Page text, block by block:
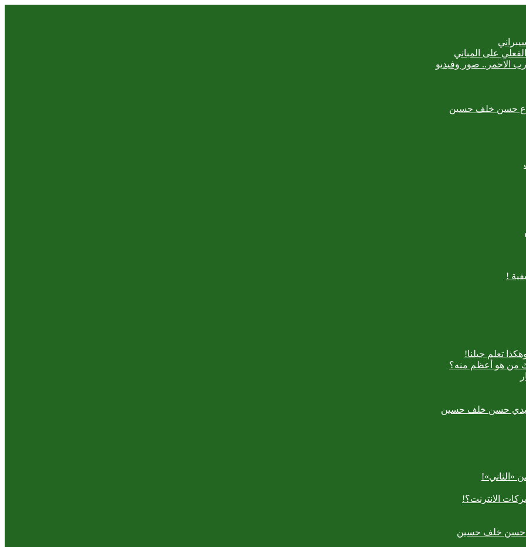
الاحمر.. صور وفيديو
حسن خلف حسين
!
تعلم جيلنا!
من هو أعظم منه؟
حسن خلف حسين
«الثاني»!
الانترنت؟!
حسن خلف حسين